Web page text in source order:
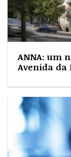
ANNA: um
Avenida da